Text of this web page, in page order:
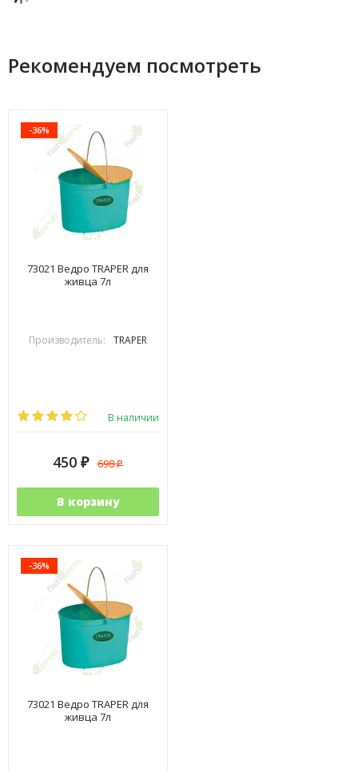
Рекомендуем посмотреть
-36%
73021 Ведро TRAPER для
живца 7л
Производитель: TRAPER
В наличии
450 ₽ 698₽
В корзину
-36%
73021 Ведро TRAPER для
живца 7л